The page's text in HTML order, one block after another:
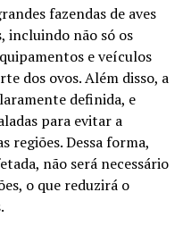
fazendas de aves
incluindo não só os
e veículos
dos ovos. Além disso, a
definida, e
para evitar a
regiões. Dessa forma,
não será necessário
o que reduzirá o